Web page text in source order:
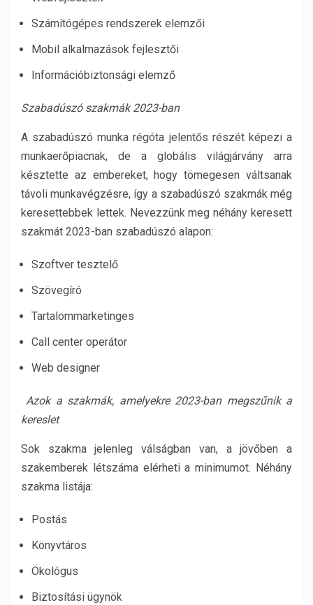
Számítógépes rendszerek elemzői
Mobil alkalmazások fejlesztői
Információbiztonsági elemző
Szabadúszó szakmák 2023-ban
A szabadúszó munka régóta jelentős részét képezi a
munkaerőpiacnak, de a globális világjárvány arra
késztette az embereket, hogy tömegesen váltsanak
távoli munkavégzésre, így a szabadúszó szakmák még
keresettebbek lettek. Nevezzünk meg néhány keresett
szakmát 2023-ban szabadúszó alapon:
Szoftver tesztelő
Szövegíró
Tartalommarketinges
Call center operátor
Web designer
Azok a szakmák, amelyekre 2023-ban megszűnik a
kereslet
Sok szakma jelenleg válságban van, a jövőben a
szakemberek létszáma elérheti a minimumot. Néhány
szakma listája:
Postás
Könyvtáros
Ökológus
Biztosítási ügynök